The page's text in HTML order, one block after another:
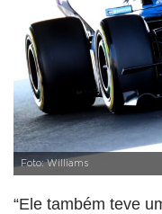
Foto: Williams
“Ele também teve